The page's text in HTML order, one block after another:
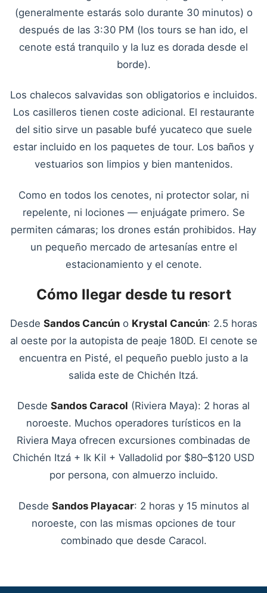
(generalmente estarás solo durante 30 minutos) o
después de las 3:30 PM (los tours se han ido, el
cenote está tranquilo y la luz es dorada desde el
borde).
Los chalecos salvavidas son obligatorios e incluidos.
Los casilleros tienen coste adicional. El restaurante
del sitio sirve un pasable bufé yucateco que suele
estar incluido en los paquetes de tour. Los baños y
vestuarios son limpios y bien mantenidos.
Como en todos los cenotes, ni protector solar, ni
repelente, ni lociones — enjuágate primero. Se
permiten cámaras; los drones están prohibidos. Hay
un pequeño mercado de artesanías entre el
estacionamiento y el cenote.
Cómo llegar desde tu resort
Desde Sandos Cancúno Krystal Cancún: 2.5 horas
al oeste por la autopista de peaje 180D. El cenote se
encuentra en Pisté, el pequeño pueblo justo a la
salida este de Chichén Itzá.
Desde Sandos Caracol (Riviera Maya): 2 horas al
noroeste. Muchos operadores turísticos en la
Riviera Maya ofrecen excursiones combinadas de
Chichén Itzá + Ik Kil + Valladolid por $80–$120 USD
por persona, con almuerzo incluido.
Desde Sandos Playacar: 2 horas y 15 minutos al
noroeste, con las mismas opciones de tour
combinado que desde Caracol.